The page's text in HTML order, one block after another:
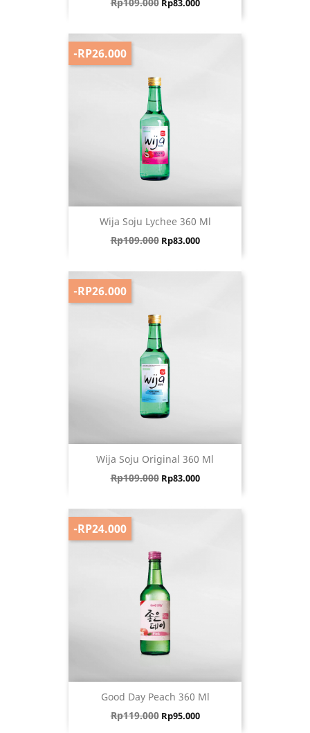
Rp83.000
Wija Soju Lychee 360 Ml
Harga biasa
Rp109.000 Harga
Rp83.000
-RP26.000
Wija Soju Original 360 Ml
Harga biasa
Rp109.000 Harga
Rp83.000
-RP26.000
Good Day Peach 360 Ml
Harga biasa
Rp119.000 Harga
Rp95.000
-RP24.000